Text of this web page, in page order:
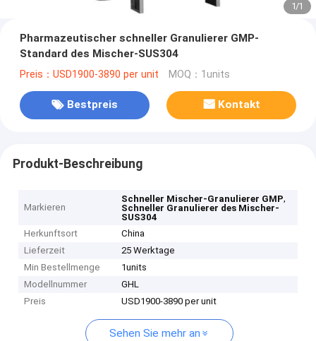
1/1
Pharmazeutischer schneller Granulierer GMP-
Standard des Mischer-SUS304
Preis：USD1900-3890 per unit MOQ：1units
Bestpreis Kontakt
Produkt-Beschreibung
Markieren
Schneller Mischer-Granulierer GMP,
Schneller Granulierer des Mischer-
SUS304
Herkunftsort
China
Lieferzeit
25 Werktage
Min Bestellmenge
1units
Modellnummer
GHL
Preis
USD1900-3890 per unit
Sehen Sie mehr an